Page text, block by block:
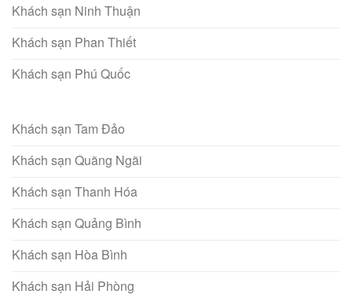
Khách sạn Ninh Thuận
Khách sạn Phan Thiết
Khách sạn Phú Quốc
Khách sạn Tam Đảo
Khách sạn Quãng Ngãi
Khách sạn Thanh Hóa
Khách sạn Quảng Bình
Khách sạn Hòa Bình
Khách sạn Hải Phòng